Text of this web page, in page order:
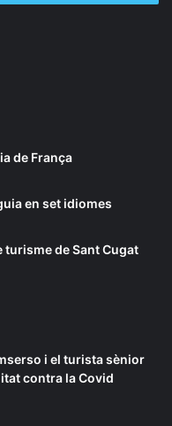
de França
en set idiomes
de Sant Cugat
i el turista sènior
contra la Covid